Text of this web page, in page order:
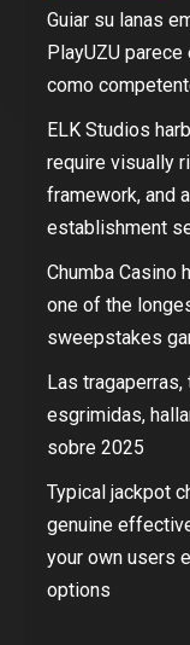
Guiar su lanas
PlayUZU
como
ELK Studios
require visually
framework, and
establishment
Chumba Casino
one of the
sweepstakes
Las
esgrimidas,
sobre 2025
Typical jackpot
genuine
your own users
options